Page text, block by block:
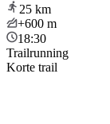
25 km
+600 m
18:30
Trailrunning
Korte trail